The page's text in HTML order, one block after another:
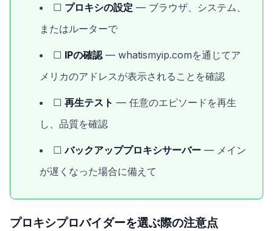
☐ プロキシの設定 — ブラウザ、システム、
またはルーターで
☐ IPの確認 — whatismyip.comを通じてア
メリカのアドレスが表示されることを確認
☐ 再生テスト — 任意のエピソードを再生
し、品質を確認
☐バックアッププロキシサーバー — メイン
が遅くなった場合に備えて
プロキシプロバイダーを選ぶ際の注意点